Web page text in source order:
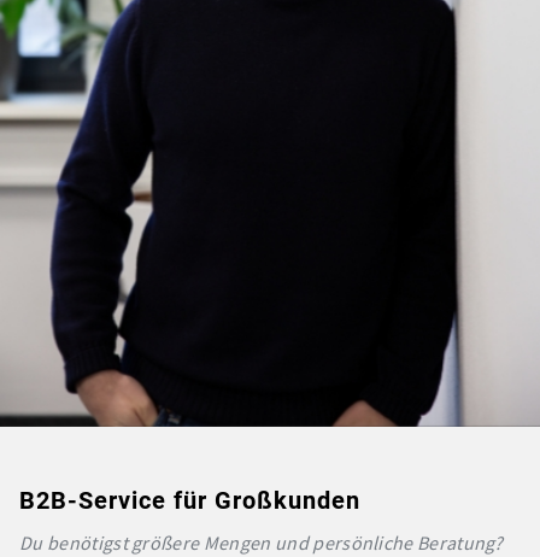
B2B-Service für Großkunden
Du benötigst größere Mengen und persönliche Beratung?